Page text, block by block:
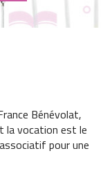
Bénévolat,
la vocation est le
pour une